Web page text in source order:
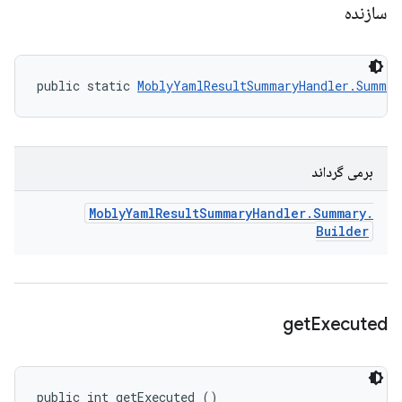
سازنده
public static
برمی گرداند
MoblyYamlResultSummaryHandler.Summary.
Builder
getExecuted
public int getExecuted ()